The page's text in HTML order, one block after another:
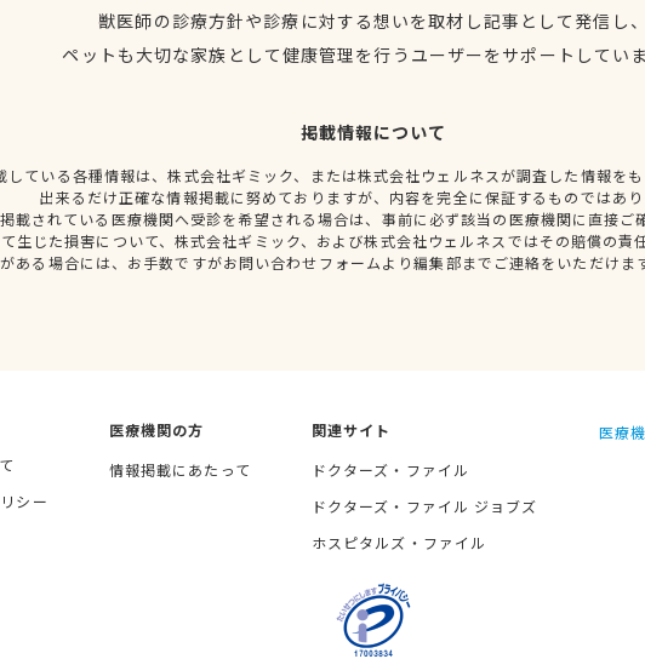
獣医師の診療方針や診療に対する想いを取材し記事として発信し
ペットも大切な家族として健康管理を行うユーザーをサポートしてい
掲載情報について
している各種情報は、株式会社ギミック、または株式会社ウェルネスが調査した情報を
出来るだけ正確な情報掲載に努めておりますが、内容を完全に保証するものではあ
掲載されている医療機関へ受診を希望される場合は、事前に必ず該当の医療機関に直接ご
生じた損害について、株式会社ギミック、および株式会社ウェルネスではその賠償の責
ある場合には、お手数ですがお問い合わせフォームより編集部までご連絡をいただけま
シー
医療機関の方
情報掲載にあたって
関連サイト
ドクターズ・ファイル
ドクターズ・ファイル ジョブズ
ホスピタルズ・ファイル
医療